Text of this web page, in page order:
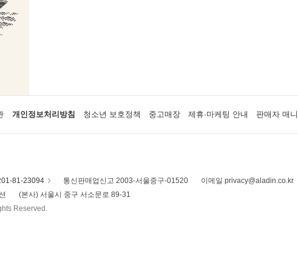
개인정보처리방침 청소년 보호정책 중고매장 제휴·마케팅 안내 판매자 매
81-23094 통신판매업신고 2003-서울중구-01520
이메일 privacy@aladin.co.kr
(본사) 서울시 중구 서소문로 89-31
Reserved.